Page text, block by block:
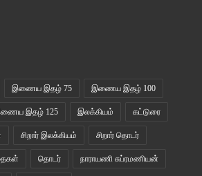
ஆசைப்பட்டுதான் யாரோ எடுத்திருக்க
ஆயுளின் கடைசி வரை ஒட்டிக்கொண்டு இருந்த
வருட காலம் அப்பாவுடன் பயணித்த ஒன்று.
அது அவரின் காலப் பெட்டகம். அதை நான்
கையைப் பிடித்திருப்பது போல தோன்றும்.”
அவர் கண்களில் கண்ணீர் கசிந்தது. அவருடைய
இணைய இதழ் 75 இணைய இதழ் 100
இதழ் 125 இலக்கியம் கட்டுரை
சிறார் இலக்கியம் சிறார் தொடர்
தொடர் நாராயணி சுப்ரமணியன்